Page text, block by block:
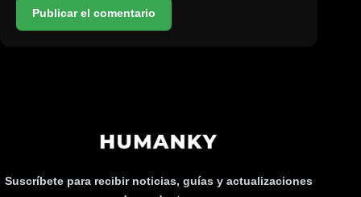
Publicar el comentario
Suscríbete para recibir noticias, guías y actualizaciones